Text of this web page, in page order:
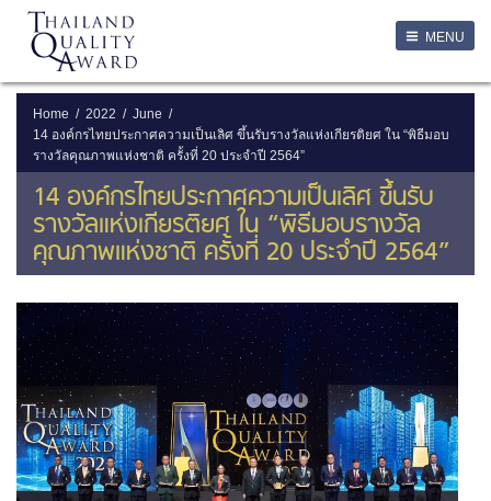
MENU
Home 2022
June
14 องค์กรไทยประกาศความเป็นเลิศ ขึ้นรับรางวัลแห่งเกียรติยศ ใน “พิธีมอบ
รางวัลคุณภาพแห่งชาติ ครั้งที่ 20 ประจำปี 2564”
14 องค์กรไทยประกาศความเป็นเลิศ ขึ้นรับ
รางวัลแห่งเกียรติยศ ใน “พิธีมอบรางวัล
คุณภาพแห่งชาติ ครั้งที่ 20 ประจำปี 2564”
Username
Remember Me
ลืมรหัสผ่าน
SERVICES